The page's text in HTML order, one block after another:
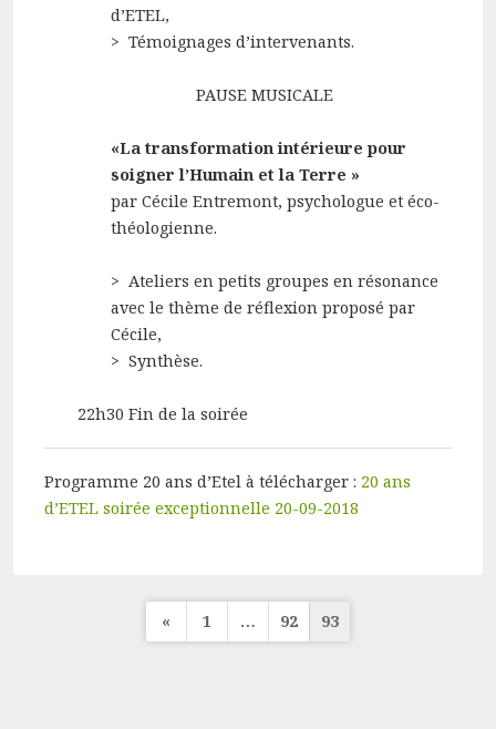
d’ETEL,
> Témoignages d’intervenants.
PAUSE MUSICALE
«La transformation intérieure pour
soigner l’Humain et la Terre »
par Cécile Entremont, psychologue et éco-
théologienne.
> Ateliers en petits groupes en résonance
avec le thème de réflexion proposé par
Cécile,
> Synthèse.
22h30 Fin de la soirée
Programme 20 ans d’Etel à télécharger : 20 ans
d’ETEL soirée exceptionnelle 20-09-2018
Pagination
« 1 … 92 93